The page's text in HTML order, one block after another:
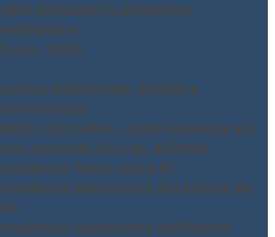
emissioni in atmosfera
81/08
Ambientale, Edilizia e
formativo – corsi sicurezza sul
secondo il D.Lgs. 81/2008
Testo Unico 81
valutazione del Rischio da
valutazione del Rischio